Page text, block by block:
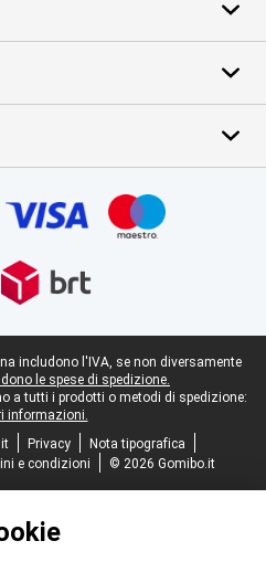
includono l'IVA, se non diversamente
le spese di spedizione.
a tutti i prodotti o metodi di spedizione:
informazioni.
Privacy
Nota tipografica
e condizioni © 2026 Gomibo.it